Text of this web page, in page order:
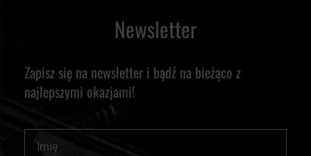
Newsletter
Zapisz się na newsletter i bądź na bieżąco z
najlepszymi okazjami!